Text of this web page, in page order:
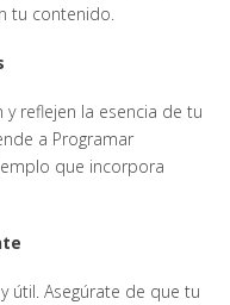
tu contenido.
reflejen la esencia de tu
a Programar
que incorpora
útil. Asegúrate de que tu